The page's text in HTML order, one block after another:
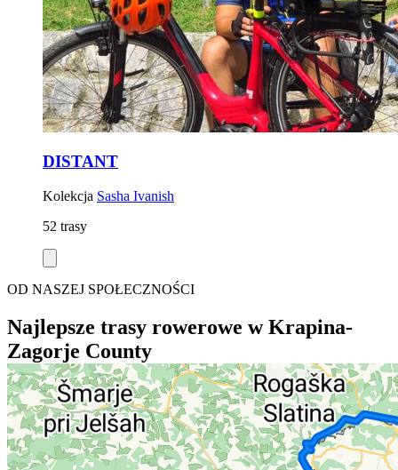
DISTANT
Kolekcja Sasha Ivanish
52 trasy
OD NASZEJ SPOŁECZNOŚCI
Najlepsze trasy rowerowe w Krapina-
Zagorje County